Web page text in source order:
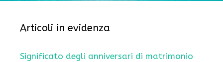
Articoli in evidenza
Significato degli anniversari di matrimonio